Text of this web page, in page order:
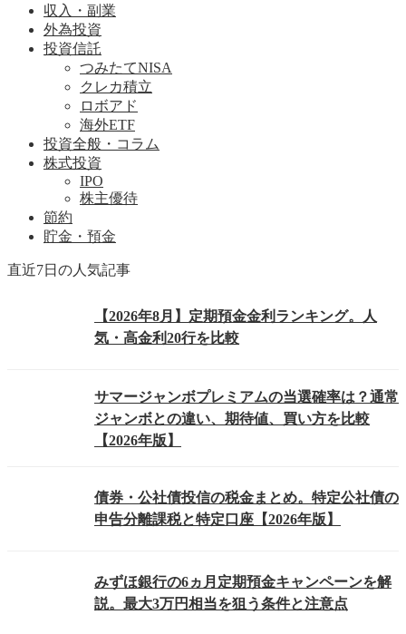
収入・副業
外為投資
投資信託
つみたてNISA
クレカ積立
ロボアド
海外ETF
投資全般・コラム
株式投資
IPO
株主優待
節約
貯金・預金
直近7日の人気記事
【2026年8月】定期預金金利ランキング。人
気・高金利20行を比較
サマージャンボプレミアムの当選確率は？通常
ジャンボとの違い、期待値、買い方を比較
【2026年版】
債券・公社債投信の税金まとめ。特定公社債の
申告分離課税と特定口座【2026年版】
みずほ銀行の6ヵ月定期預金キャンペーンを解
説。最大3万円相当を狙う条件と注意点